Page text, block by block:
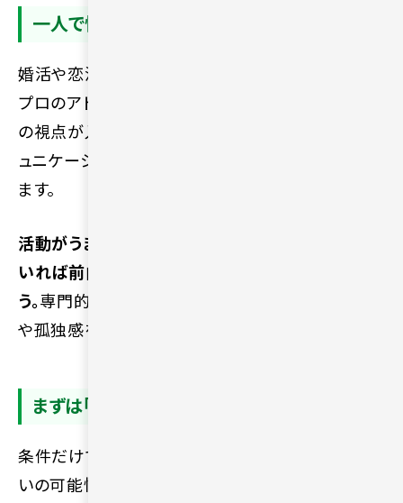
一人で悩まずサポートを活用する
婚活や恋活での悩みは、自分一人で抱え込まずに
プロのアドバイスを求めることが大切です。第三者
の視点が入ることで、自分では気づけなかったコミ
ュニケーションの癖や改善点を知るきっかけになり
ます。
活動がうまくいかない時期でも、相談できる相手が
いれば前向きな気持ちを維持しやすくなるでしょ
う。専門的なサポートを活用することは、婚活疲れ
や孤独感を防ぐことにもつながります。
まずは「会ってみる」意識を持つ
条件だけで相手を判断しすぎると、せっかくの出会
いの可能性を狭めてしまいます。